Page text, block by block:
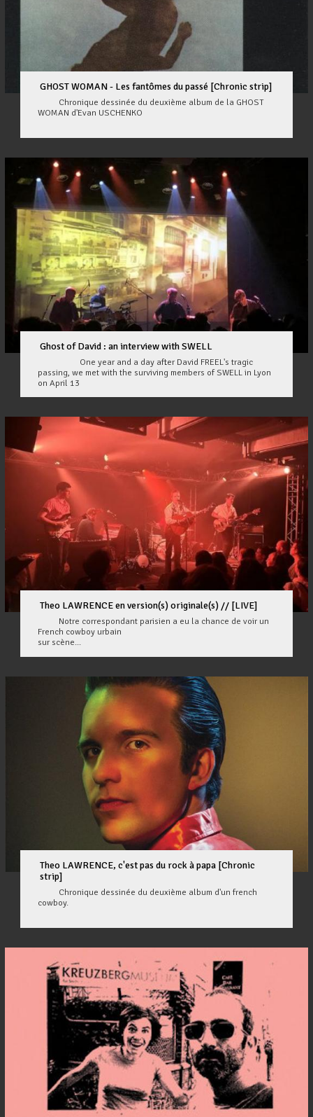
GHOST WOMAN - Les fantômes du passé [Chronic strip]
Chronique dessinée du deuxième album de la GHOST
WOMAN d'Evan USCHENKO
Ghost of David : an interview with SWELL
One year and a day after David FREEL's tragic
passing, we met with the surviving members of SWELL in Lyon
on April 13
Theo LAWRENCE en version(s) originale(s) // [LIVE]
Notre correspondant parisien a eu la chance de voir un
French cowboy urbain
sur scène...
Theo LAWRENCE, c'est pas du rock à papa [Chronic
strip]
Chronique dessinée du deuxième album d'un french
cowboy.